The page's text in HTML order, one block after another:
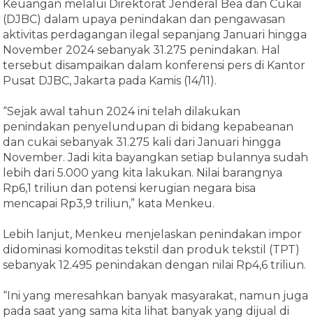
Keuangan melalui Direktorat Jenderal Bea dan Cukai
(DJBC) dalam upaya penindakan dan pengawasan
aktivitas perdagangan ilegal sepanjang Januari hingga
November 2024 sebanyak 31.275 penindakan. Hal
tersebut disampaikan dalam konferensi pers di Kantor
Pusat DJBC, Jakarta pada Kamis (14/11).
“Sejak awal tahun 2024 ini telah dilakukan
penindakan penyelundupan di bidang kepabeanan
dan cukai sebanyak 31.275 kali dari Januari hingga
November. Jadi kita bayangkan setiap bulannya sudah
lebih dari 5.000 yang kita lakukan. Nilai barangnya
Rp6,1 triliun dan potensi kerugian negara bisa
mencapai Rp3,9 triliun,” kata Menkeu.
Lebih lanjut, Menkeu menjelaskan penindakan impor
didominasi komoditas tekstil dan produk tekstil (TPT)
sebanyak 12.495 penindakan dengan nilai Rp4,6 triliun.
“Ini yang meresahkan banyak masyarakat, namun juga
pada saat yang sama kita lihat banyak yang dijual di